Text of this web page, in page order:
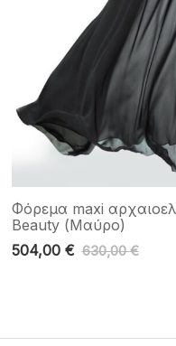
Φόρεμα maxi
Beauty (Μαύρο)
630,00€
504,00 €